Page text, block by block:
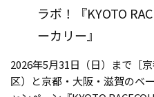
ラボ！『KYOTO
ーカリー』
2026年5月31日（日）まで［
区）と京都・大阪・滋賀のベ